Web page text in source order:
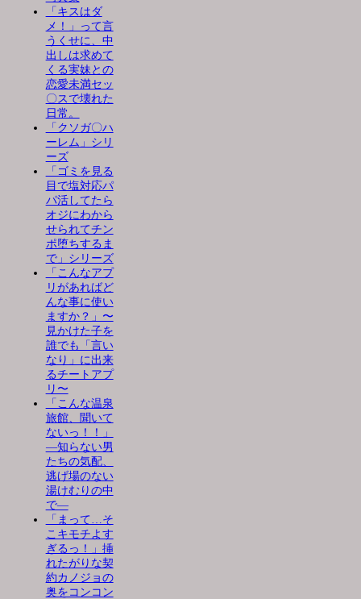
「キスはダ
メ！」って言
うくせに、中
出しは求めて
くる実妹との
恋愛未満セッ
〇スで壊れた
日常。
「クソガ〇ハ
ーレム」シリ
ーズ
「ゴミを見る
目で塩対応パ
パ活してたら
オジにわから
せられてチン
ポ堕ちするま
で」シリーズ
「こんなアプ
リがあればど
んな事に使い
ますか？」〜
見かけた子を
誰でも「言い
なり」に出来
るチートアプ
リ〜
「こんな温泉
旅館、聞いて
ないっ！！」
―知らない男
たちの気配、
逃げ場のない
湯けむりの中
で―
「まって…そ
こキモチよす
ぎるっ！」挿
れたがりな契
約カノジョの
奥をコンコン